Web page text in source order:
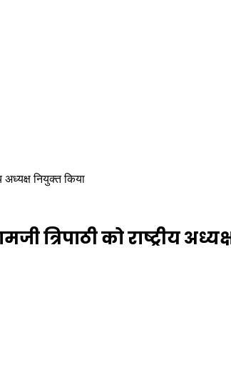
अध्यक्ष नियुक्त किया
त्रिपाठी को राष्ट्रीय